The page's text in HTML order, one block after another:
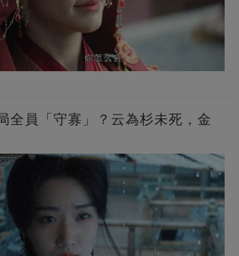
全員「守寡」？云為杉未死，金